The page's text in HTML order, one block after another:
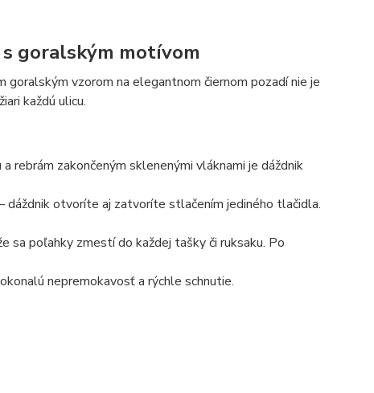
goralským motívom
goralským vzorom na elegantnom čiernom pozadí nie je
každú ulicu.
rebrám zakončeným sklenenými vláknami je dáždnik
dáždnik otvoríte aj zatvoríte stlačením jediného tlačidla.
sa poľahky zmestí do každej tašky či ruksaku. Po
nepremokavosť a rýchle schnutie.